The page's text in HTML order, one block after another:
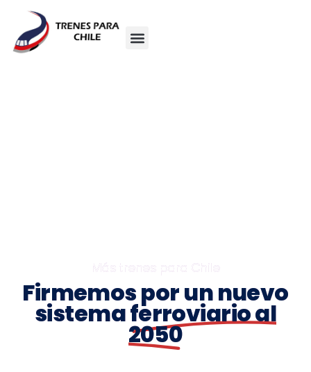
Firmemos por un nuevo
sistemaferroviario al
2050